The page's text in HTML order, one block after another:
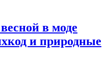
в моде
и природные